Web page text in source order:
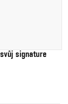
signature